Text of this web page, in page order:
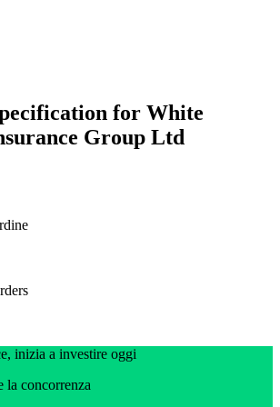
for White
Group Ltd
inizia a investire oggi
la concorrenza